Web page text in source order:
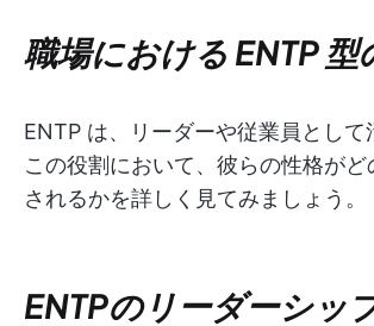
職場における ENTP 型
ENTP は、リーダーや従業員として
この役割において、彼らの性格が
されるかを詳しく見てみましょう。
ENTPのリーダーシッ